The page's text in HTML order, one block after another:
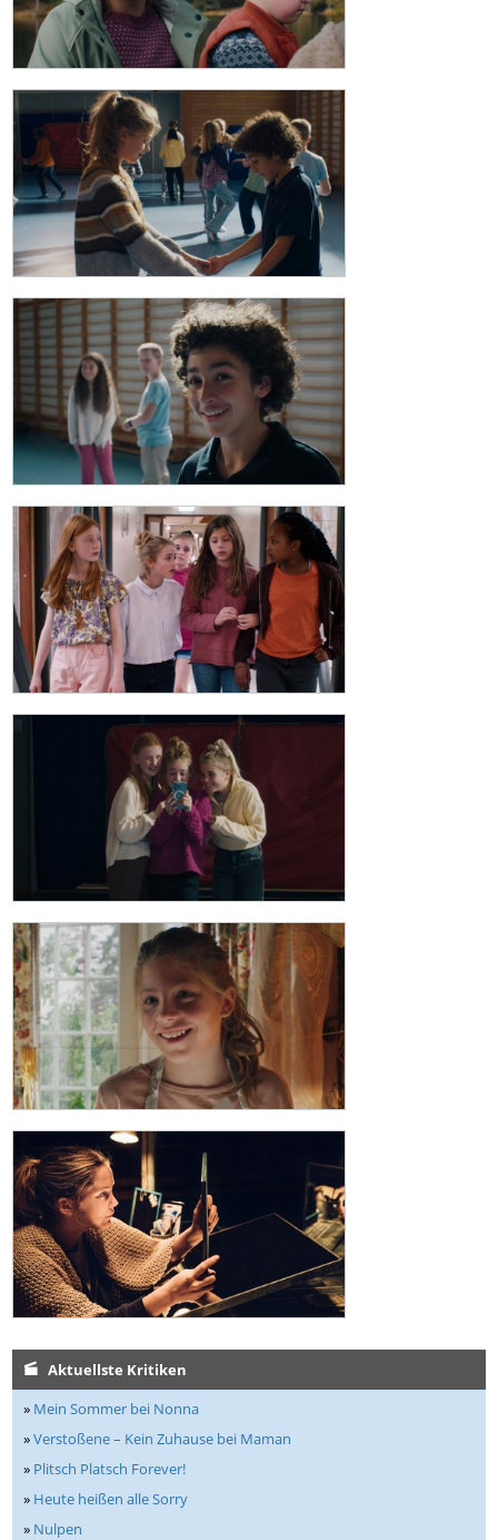
Aktuellste Kritiken
» Mein Sommer bei Nonna
»Verstoßene – Kein Zuhause bei Maman
» Plitsch Platsch Forever!
» Heute heißen alle Sorry
» Nulpen